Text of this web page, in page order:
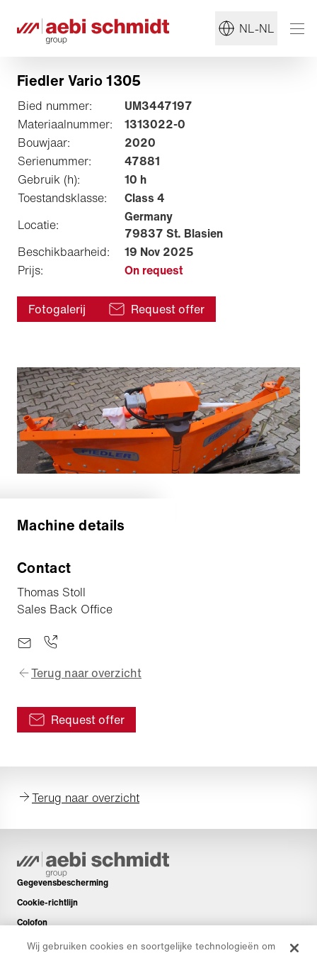
NL-NL
Fiedler Vario 1305
Bied nummer:
UM3447197
Materiaalnummer:
1313022-0
Bouwjaar:
2020
Serienummer:
47881
Gebruik (h):
10 h
Toestandsklasse:
Class 4
Locatie:
Germany
79837 St. Blasien
Beschikbaarheid:
19 Nov 2025
Prijs:
On request
Fotogalerij Request offer
Machine details
Contact
Thomas Stoll
Sales Back Office
Terug naar overzicht
Request offer
Terug naar overzicht
Gegevensbescherming
Cookie-richtlijn
Colofon
Disclaimer
Wij gebruiken cookies en soortgelijke technologieën om